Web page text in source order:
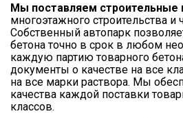
Мы поставляем строительные
многоэтажного строительства и
Собственный автопарк
бетона точно в срок в любом
каждую партию товарного
документы о качестве на все
на все марки раствора. Мы
качества каждой поставки
классов.